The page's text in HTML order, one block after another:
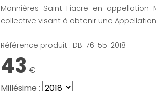
Monnières Saint Fiacre en
collective visant à obtenir une
Référence produit : DB-76-55-2018
43 €
Millésime :